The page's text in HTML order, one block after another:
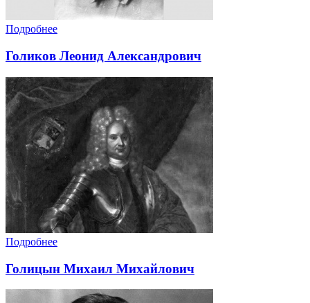
Подробнее
Голиков Леонид Александрович
Подробнее
Голицын Михаил Михайлович